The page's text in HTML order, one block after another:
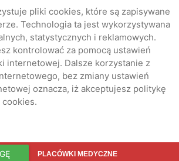
pliki cookies, które są zapisywane
Technologia ta jest wykorzystywana
statystycznych i reklamowych.
kontrolować za pomocą ustawień
internetowej. Dalsze korzystanie z
bez zmiany ustawień
oznacza, iż akceptujesz politykę
PLACÓWKI MEDYCZNE